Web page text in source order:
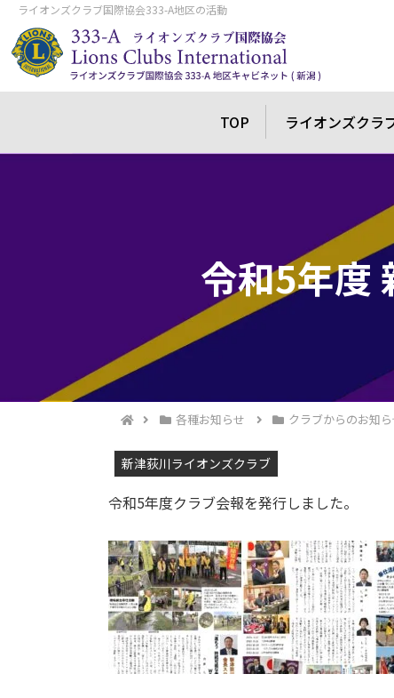
ライオンズクラブ国際協会333-A地区の活動
TOP ライオンズクラ
令和5年度
各種お知らせ クラブからのお知
新津荻川ライオンズクラブ
令和5年度クラブ会報を発行しました。